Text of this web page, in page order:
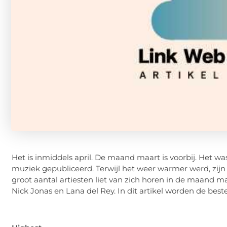
Het is inmiddels april. De maand maart is voorbij. Het
muziek gepubliceerd. Terwijl het weer warmer werd,
groot aantal artiesten liet van zich horen in de maand
Nick Jonas en Lana del Rey. In dit artikel worden de